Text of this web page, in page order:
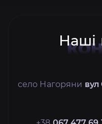
Наші
село Нагоряни вул